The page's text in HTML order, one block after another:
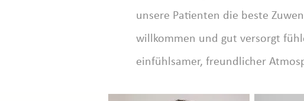
unsere Patienten die beste
willkommen und gut versorgt
einfühlsamer, freundlicher